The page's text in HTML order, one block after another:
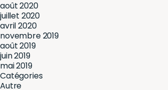
août 2020
juillet 2020
avril 2020
novembre 2019
août 2019
juin 2019
mai 2019
Catégories
Autre